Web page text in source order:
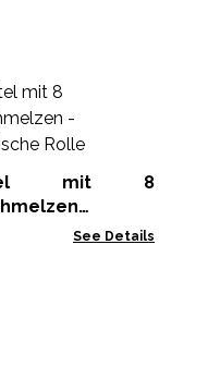
mit 8
-
Rolle
See Details